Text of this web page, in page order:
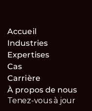
Accueil
Industries
Expertises
Cas
Carrière
À propos de nous
Tenez-vous à jour